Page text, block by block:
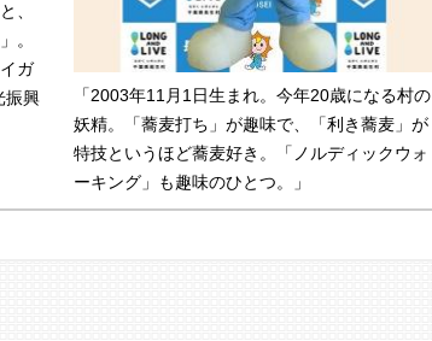
「2003年11月1日生まれ。今年20歳になる村の
妖精。「蕎麦打ち」が趣味で、「利き蕎麦」が
特技というほど蕎麦好き。「ノルディックウォ
ーキング」も趣味のひとつ。」
、
。
ガ
振興